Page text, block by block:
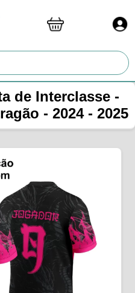
de Interclasse -
- 2024 - 2025